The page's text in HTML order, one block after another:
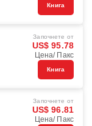
Книга
Започнете от
US$ 95.78
Цена/ Пакс
Книга
Започнете от
US$ 96.81
Цена/ Пакс